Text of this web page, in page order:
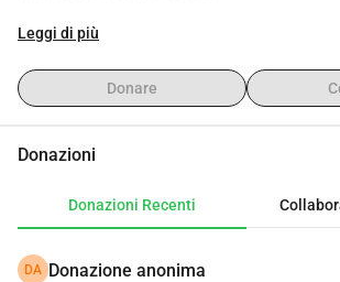
Perché il cancro non è una competizione.
tua vita, che speriamo scompaia senza
tracce.
obiettivo.
Leggi di più
Donare
Donazioni
Donazioni Recenti
DA Donazione anonima